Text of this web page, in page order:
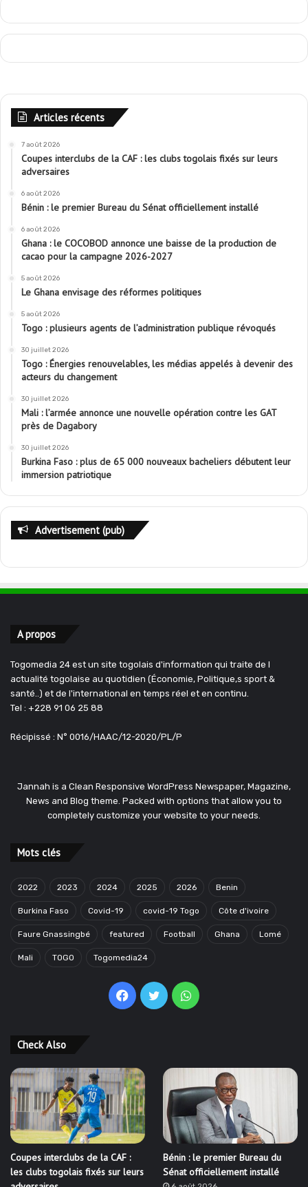
Articles récents
7 août 2026
Coupes interclubs de la CAF : les clubs togolais fixés sur leurs
adversaires
6 août 2026
Bénin : le premier Bureau du Sénat officiellement installé
6 août 2026
Ghana : le COCOBOD annonce une baisse de la production de
cacao pour la campagne 2026-2027
5 août 2026
Le Ghana envisage des réformes politiques
5 août 2026
Togo : plusieurs agents de l’administration publique révoqués
30 juillet 2026
Togo : Énergies renouvelables, les médias appelés à devenir des
acteurs du changement
30 juillet 2026
Mali : l’armée annonce une nouvelle opération contre les GAT
près de Dagabory
30 juillet 2026
Burkina Faso : plus de 65 000 nouveaux bacheliers débutent leur
immersion patriotique
Advertisement (pub)
A propos
Togomedia 24 est un site togolais d'information qui traite de l
actualité togolaise au quotidien (Économie, Politique,s sport &
santé..) et de l'international en temps réel et en continu.
Tel : +228 91 06 25 88
Récipissé : N° 0016/HAAC/12-2020/PL/P
Jannah is a Clean Responsive WordPress Newspaper, Magazine,
News and Blog theme. Packed with options that allow you to
completely customize your website to your needs.
Mots clés
2022 2023 2024 2025 2026 Benin
Burkina Faso Covid-19 covid-19 Togo Côte d'ivoire
Faure Gnassingbé featured Football Ghana Lomé
Mali TOGO Togomedia24
Facebook
TwitterWhatsApp
Check Also
Coupes interclubs de la CAF :
les clubs togolais fixés sur leurs
Bénin : le premier Bureau du
Sénat officiellement installé